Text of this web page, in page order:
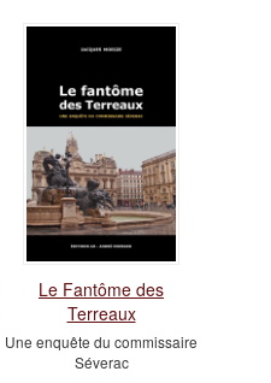
Le Fantôme des
Terreaux
Une enquête du commissaire
Séverac